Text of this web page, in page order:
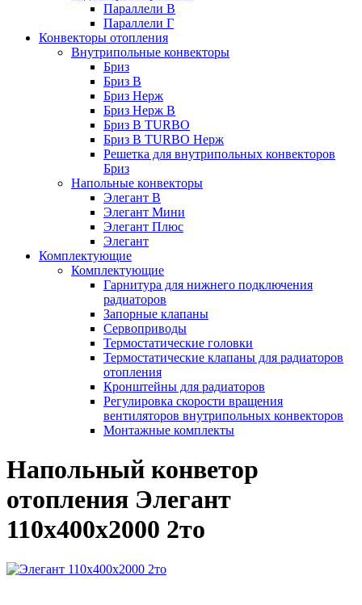
Параллели В
Параллели Г
Конвекторы отопления
Внутрипольные конвекторы
Бриз
Бриз В
Бриз Нерж
Бриз Нерж В
Бриз В TURBO
Бриз В TURBO Нерж
Решетка для внутрипольных конвекторов
Бриз
Напольные конвекторы
Элегант В
Элегант Мини
Элегант Плюс
Элегант
Комплектующие
Комплектующие
Гарнитура для нижнего подключения
радиаторов
Запорные клапаны
Сервоприводы
Термостатические головки
Термостатические клапаны для радиаторов
отопления
Кронштейны для радиаторов
Регулировка скорости вращения
вентиляторов внутрипольных конвекторов
Монтажные комплекты
Напольный конветор
отопления Элегант
110x400x2000 2то